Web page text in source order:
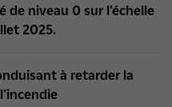
de niveau 0 sur l'échelle
2025.
à retarder la